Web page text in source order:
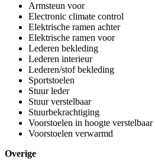
Armsteun voor
Electronic climate control
Elektrische ramen achter
Elektrische ramen voor
Lederen bekleding
Lederen interieur
Lederen/stof bekleding
Sportstoelen
Stuur leder
Stuur verstelbaar
Stuurbekrachtiging
Voorstoelen in hoogte verstelbaar
Voorstoelen verwarmd
Overige